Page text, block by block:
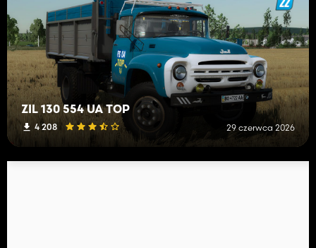
ZIL 130 554 UA TOP
4 208 29 czerwca 2026